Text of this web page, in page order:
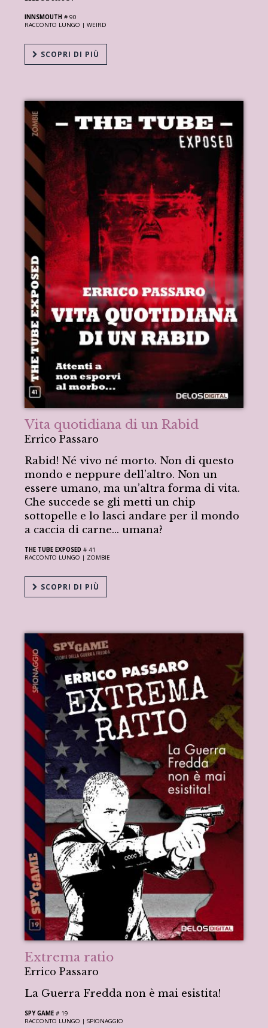
INNSMOUTH # 90
RACCONTO LUNGO |WEIRD
SCOPRI DI PIÙ
Vita quotidiana di un Rabid
Errico Passaro
Rabid! Né vivo né morto. Non di questo
mondo e neppure dell’altro. Non un
essere umano, ma un’altra forma di vita.
Che succede se gli metti un chip
sottopelle e lo lasci andare per il mondo
a caccia di carne… umana?
THE TUBE EXPOSED # 41
RACCONTO LUNGO | ZOMBIE
SCOPRI DI PIÙ
Extrema ratio
Errico Passaro
La Guerra Fredda non è mai esistita!
SPY GAME # 19
RACCONTO LUNGO |SPIONAGGIO